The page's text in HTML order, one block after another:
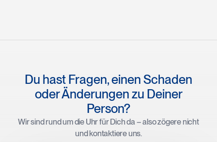
Du hast Fragen, einen Schaden
oder Änderungen zu Deiner
Person?
Wir sind rund um die Uhr für Dich da – also zögere nicht
und kontaktiere uns.